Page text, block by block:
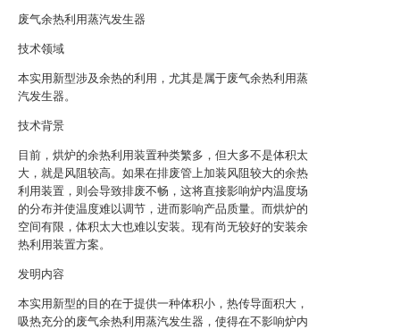
废气余热利用蒸汽发生器
技术领域
本实用新型涉及余热的利用，尤其是属于废气余热利用蒸
汽发生器。
技术背景
目前，烘炉的余热利用装置种类繁多，但大多不是体积太
大，就是风阻较高。如果在排废管上加装风阻较大的余热
利用装置，则会导致排废不畅，这将直接影响炉内温度场
的分布并使温度难以调节，进而影响产品质量。而烘炉的
空间有限，体积太大也难以安装。现有尚无较好的安装余
热利用装置方案。
发明内容
本实用新型的目的在于提供一种体积小，热传导面积大，
吸热充分的废气余热利用蒸汽发生器，使得在不影响炉内